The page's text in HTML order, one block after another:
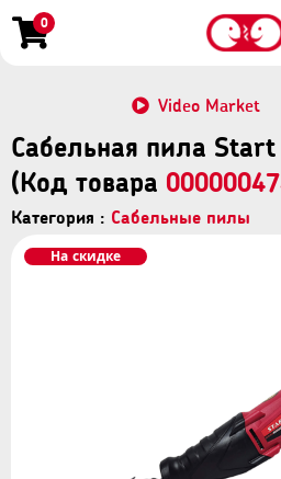
0
Video Market
Сабельная пила
(Код товара
Категория : Сабельные пилы
На скидке